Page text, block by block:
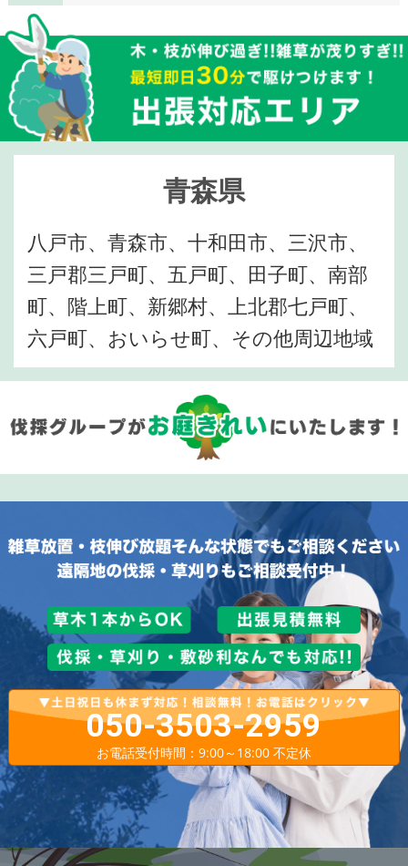
青森県
八戸市、青森市、十和田市、三沢市、
三戸郡三戸町、五戸町、田子町、南部
町、階上町、新郷村、上北郡七戸町、
六戸町、おいらせ町、その他周辺地域
050-3503-2959
お電話受付時間：9:00～18:00 不定休